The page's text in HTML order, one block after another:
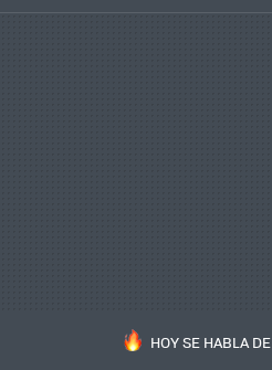
HOY SE HABLA DE